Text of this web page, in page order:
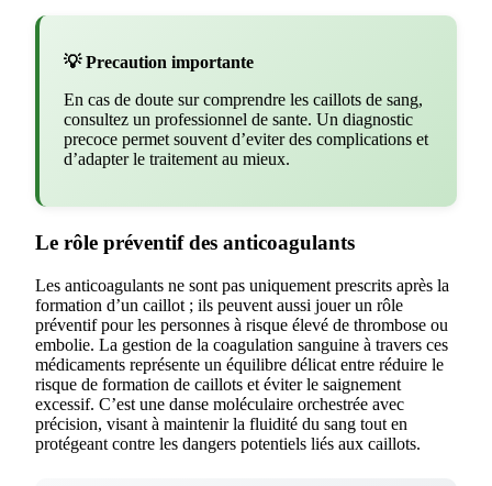
💡 Precaution importante
En cas de doute sur comprendre les caillots de sang,
consultez un professionnel de sante. Un diagnostic
precoce permet souvent d’eviter des complications et
d’adapter le traitement au mieux.
Le rôle préventif des anticoagulants
Les anticoagulants ne sont pas uniquement prescrits après la
formation d’un caillot ; ils peuvent aussi jouer un rôle
préventif pour les personnes à risque élevé de thrombose ou
embolie. La gestion de la coagulation sanguine à travers ces
médicaments représente un équilibre délicat entre réduire le
risque de formation de caillots et éviter le saignement
excessif. C’est une danse moléculaire orchestrée avec
précision, visant à maintenir la fluidité du sang tout en
protégeant contre les dangers potentiels liés aux caillots.